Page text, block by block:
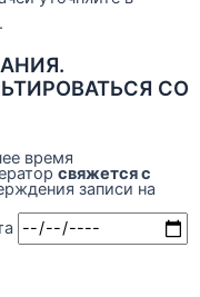
СО
время
свяжется с
записи на